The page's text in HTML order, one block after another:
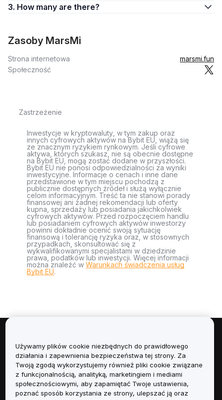
3. How many are there?
Zasoby MarsMi
Strona internetowa
marsmi.fun
Społeczność
Zastrzeżenie
Inwestycje w kryptowaluty, w tym zakup oraz
innych cyfrowych aktywów na Bybit EU, wiążą się
ze znacznym ryzykiem rynkowym. Jeśli cyfrowe
aktywa, których szukasz, nie są obecnie dostępne
na Bybit EU, mogą zostać dodane w przyszłości.
Bybit EU nie ponosi odpowiedzialności za wyniki
inwestycyjne. Informacje o cenach i inne dane
przedstawione w tym miejscu pochodzą z
publicznie dostępnych źródeł i służą wyłącznie
celom informacyjnym. Treść ta nie stanowi porady
finansowej ani żadnej rekomendacji lub oferty
kupna, sprzedaży lub posiadania jakichkolwiek
cyfrowych aktywów. Przed rozpoczęciem handlu
lub posiadaniem cyfrowych aktywów inwestorzy
powinni dokładnie ocenić swoją sytuację
finansową i tolerancję ryzyka oraz, w stosownych
przypadkach, skonsultować się z
wykwalifikowanymi specjalistami w dziedzinie
prawa, podatków lub inwestycji. Więcej informacji
można znaleźć w Warunkach świadczenia usług
Bybit EU.
Informacje
Usługi
Obsługa Klienta
Używamy plików cookie niezbędnych do prawidłowego
działania i zapewnienia bezpieczeństwa tej strony. Za
Twoją zgodą wykorzystujemy również pliki cookie związane
z funkcjonalnością, analityką, marketingiem i mediami
społecznościowymi, aby zapamiętać Twoje ustawienia,
poznać sposób korzystania ze strony, ulepszać ją oraz